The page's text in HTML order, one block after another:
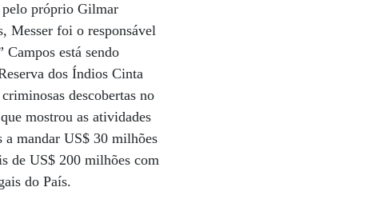
pelo próprio Gilmar
Messer foi o responsável
está sendo
dos Índios Cinta
descobertas no
mostrou as atividades
mandar US$ 30 milhões
de US$ 200 milhões com
do País.